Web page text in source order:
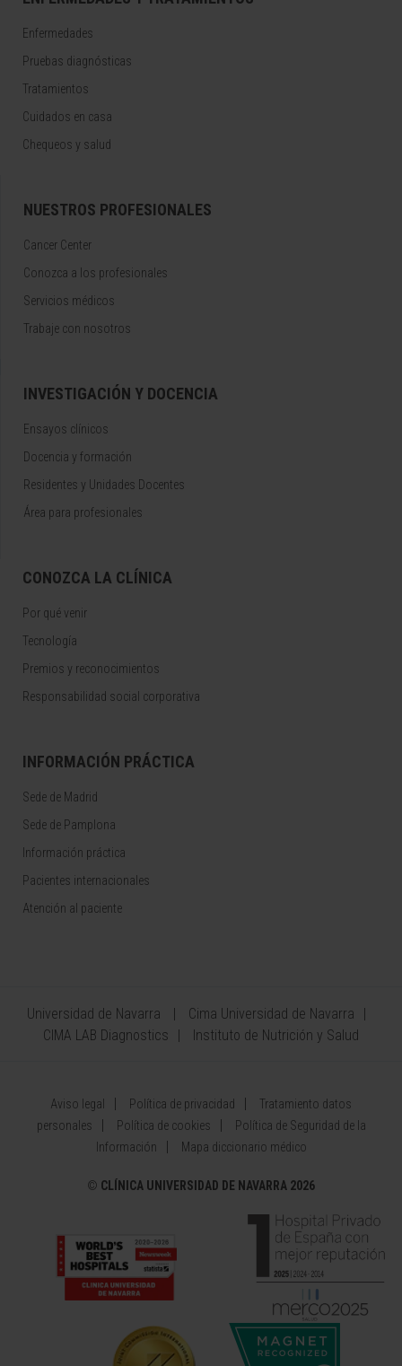
Enfermedades
Pruebas diagnósticas
Tratamientos
Cuidados en casa
Chequeos y salud
NUESTROS PROFESIONALES
Cancer Center
Conozca a los profesionales
Servicios médicos
Trabaje con nosotros
INVESTIGACIÓN Y DOCENCIA
Ensayos clínicos
Docencia y formación
Residentes y Unidades Docentes
Área para profesionales
CONOZCA LA CLÍNICA
Por qué venir
Tecnología
Premios y reconocimientos
Responsabilidad social corporativa
INFORMACIÓN PRÁCTICA
Sede de Madrid
Sede de Pamplona
Información práctica
Pacientes internacionales
Atención al paciente
Universidad de Navarra
Cima Universidad de Navarra
CIMA LAB Diagnostics
Instituto de Nutrición y Salud
Aviso legal Política de privacidad
Tratamiento datos
personales
Política de cookies
Política de Seguridad de la
Información
Mapa diccionario médico
© CLÍNICA UNIVERSIDAD DE NAVARRA 2026